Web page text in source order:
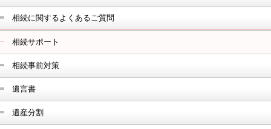
相続に関するよくあるご質問
相続サポート
相続事前対策
遺言書
遺産分割